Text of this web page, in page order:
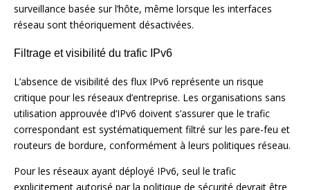
surveillance basée sur l’hôte, même lorsque les interfaces
réseau sont théoriquement désactivées.
Filtrage et visibilité du trafic IPv6
L’absence de visibilité des flux IPv6 représente un risque
critique pour les réseaux d’entreprise. Les organisations sans
utilisation approuvée d’IPv6 doivent s’assurer que le trafic
correspondant est systématiquement filtré sur les pare-feu et
routeurs de bordure, conformément à leurs politiques réseau.
Pour les réseaux ayant déployé IPv6, seul le trafic
explicitement autorisé par la politique de sécurité devrait être